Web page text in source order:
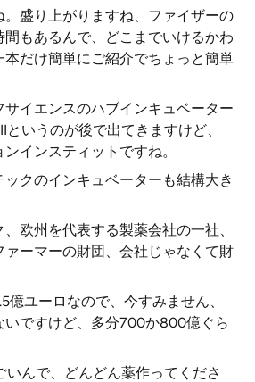
。盛り上がりますね、ファイザーの
もあるんで、どこまでいけるかわ
だけ簡単にご紹介でちょっと簡単
イエンスのハブインキュベーター
というのが後で出てきますけど、
インスティットですね。
ックのインキュベーターも結構大き
欧州を代表する製薬会社の一社、
ァーマーの財団、会社じゃなくて財
億ユーロなので、今すみません、
いですけど、多分700か800億ぐら
いんで、どんどん薬作ってくださ